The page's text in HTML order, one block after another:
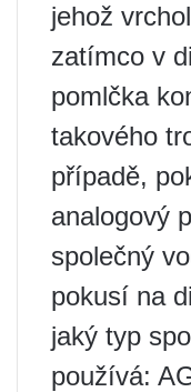
jehož
zatímco v
pomlčka
takového
případě,
analogový
společný
pokusí na
jaký typ
používá: